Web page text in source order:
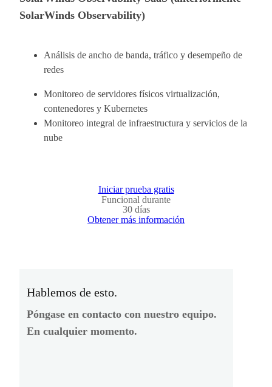
SolarWinds Observability)
Análisis de ancho de banda, tráfico y desempeño de
redes
Monitoreo de servidores físicos virtualización,
contenedores y Kubernetes
Monitoreo integral de infraestructura y servicios de la
nube
Iniciar prueba gratis
Funcional durante
30 días
Obtener más información
Hablemos de esto.
Póngase en contacto con nuestro equipo.
En cualquier momento.